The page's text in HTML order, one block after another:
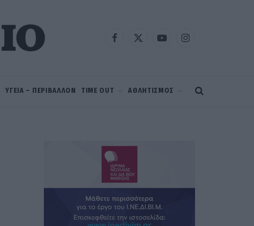
Facebook
X
YouTubeInstagram
ΥΓΕΙΑ – ΠΕΡΙΒΑΛΛΟΝ TIME OUT ΑΘΛΗΤΙΣΜΟΣ